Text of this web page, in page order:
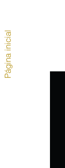
Página inicial